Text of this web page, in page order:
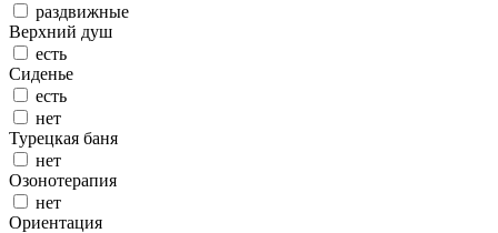
раздвижные
Верхний душ
есть
Сиденье
есть
нет
Турецкая баня
нет
Озонотерапия
нет
Ориентация